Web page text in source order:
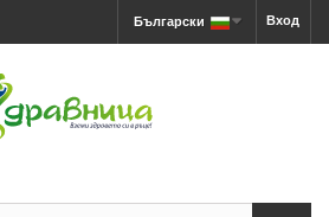
Вход
Български